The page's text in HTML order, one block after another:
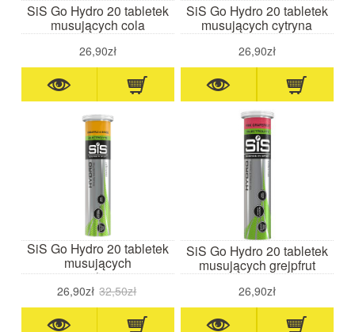
SiS Go Hydro 20 tabletek
musujących cola
26,90zł
SiS Go Hydro 20 tabletek
musujących cytryna
26,90zł
SiS Go Hydro 20 tabletek
musujących
mango/ananas
26,90zł 32,50zł
SiS Go Hydro 20 tabletek
musujących grejpfrut
26,90zł